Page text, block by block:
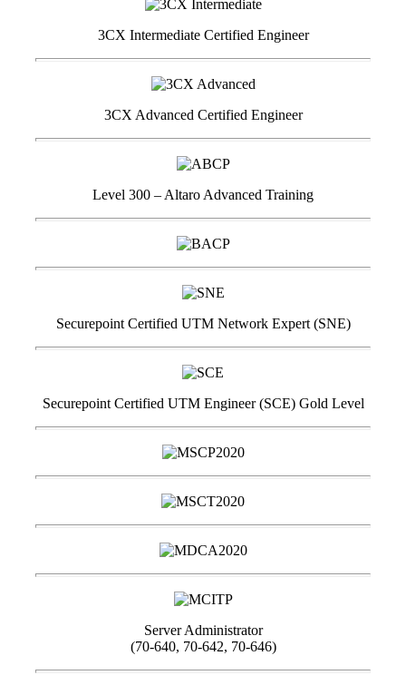
3CX Intermediate Certified Engineer
3CX Advanced Certified Engineer
Level 300 – Altaro Advanced Training
Securepoint Certified UTM Network Expert (SNE)
Securepoint Certified UTM Engineer (SCE) Gold Level
Server Administrator
(70-640, 70-642, 70-646)